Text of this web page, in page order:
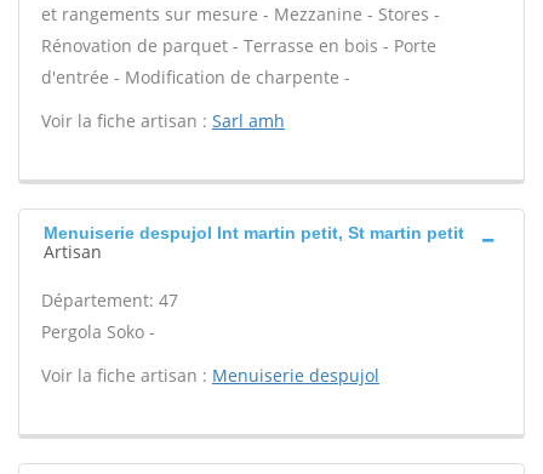
et rangements sur mesure - Mezzanine - Stores -
Rénovation de parquet - Terrasse en bois - Porte
d'entrée - Modification de charpente -
Voir la fiche artisan : Sarl amh
Menuiserie despujol Int martin petit, St martin petit
Artisan
Département: 47
Pergola Soko -
Voir la fiche artisan : Menuiserie despujol